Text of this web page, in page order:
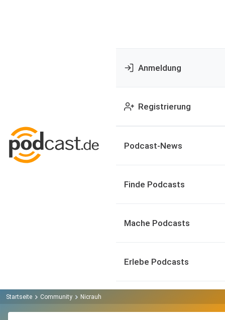
Anmeldung
Registrierung
Podcast-News
Finde Podcasts
Mache Podcasts
Erlebe Podcasts
Startseite Community Nicrauh